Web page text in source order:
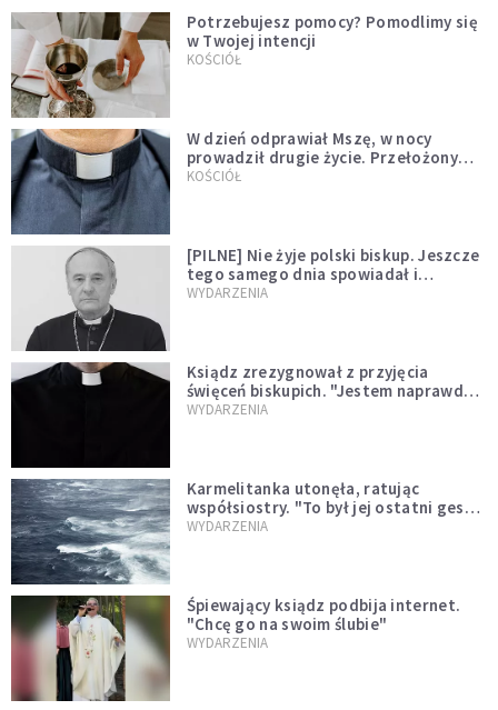
Potrzebujesz pomocy? Pomodlimy się
w Twojej intencji
KOŚCIÓŁ
W dzień odprawiał Mszę, w nocy
prowadził drugie życie. Przełożony
kazał mu opuścić zakon
KOŚCIÓŁ
[PILNE] Nie żyje polski biskup. Jeszcze
tego samego dnia spowiadał i
sprawował Mszę świętą
WYDARZENIA
Ksiądz zrezygnował z przyjęcia
święceń biskupich. "Jestem naprawdę
niegodny"
WYDARZENIA
Karmelitanka utonęła, ratując
współsiostry. "To był jej ostatni gest
miłości"
WYDARZENIA
Śpiewający ksiądz podbija internet.
"Chcę go na swoim ślubie"
WYDARZENIA